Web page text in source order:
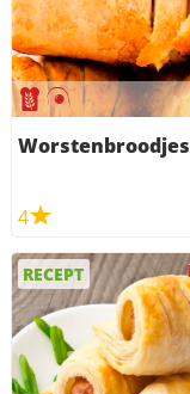
Worstenbroodjes
4
RECEPT